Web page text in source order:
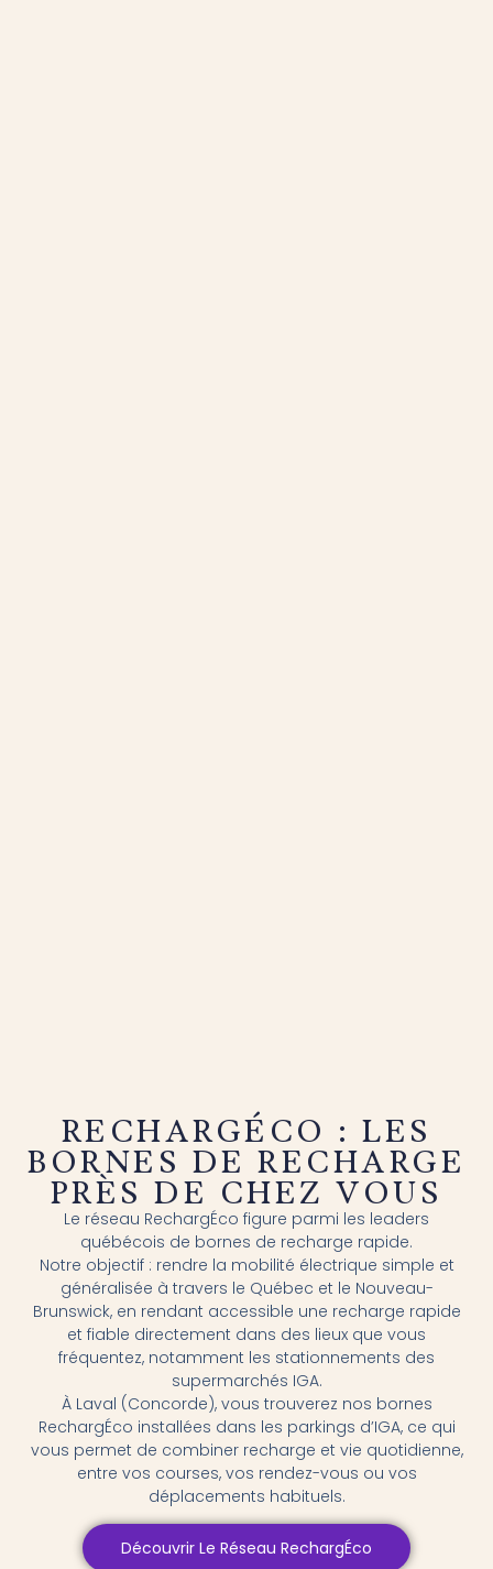
RECHARGÉCO : LES
BORNES DE RECHARGE
PRÈS DE CHEZ VOUS
Le réseau RechargÉco figure parmi les leaders
québécois de bornes de recharge rapide.
Notre objectif : rendre la mobilité électrique simple et
généralisée à travers le Québec et le Nouveau-
Brunswick, en rendant accessible une recharge rapide
et fiable directement dans des lieux que vous
fréquentez, notamment les stationnements des
supermarchés IGA.
À Laval (Concorde), vous trouverez nos bornes
RechargÉco installées dans les parkings d’IGA, ce qui
vous permet de combiner recharge et vie quotidienne,
entre vos courses, vos rendez-vous ou vos
déplacements habituels.
Découvrir Le Réseau RechargÉco